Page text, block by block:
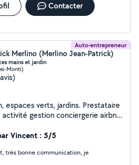
Contacter
Auto-entrepreneur
Merlino (Merlino Jean-Patrick)
mains et jardin
Monti)
Vincent : 5/5
très bonne communication, je